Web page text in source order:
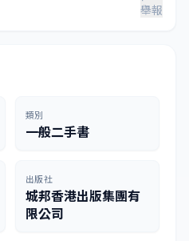
舉報
類別
一般二手書
出版社
城邦香港出版集團有
限公司